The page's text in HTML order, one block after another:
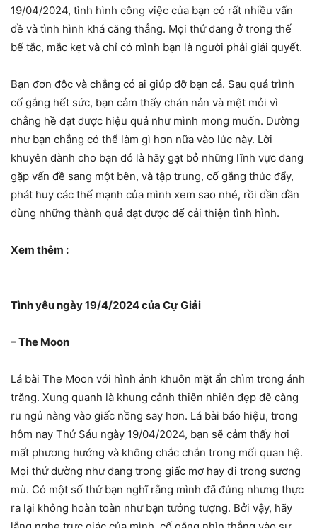
19/04/2024, tình hình công việc của bạn có rất nhiều vấn
đề và tình hình khá căng thẳng. Mọi thứ đang ở trong thế
bế tắc, mắc kẹt và chỉ có mình bạn là người phải giải quyết.
Bạn đơn độc và chẳng có ai giúp đỡ bạn cả. Sau quá trình
cố gắng hết sức, bạn cảm thấy chán nản và mệt mỏi vì
chẳng hề đạt được hiệu quả như mình mong muốn. Dường
như bạn chẳng có thể làm gì hơn nữa vào lúc này. Lời
khuyên dành cho bạn đó là hãy gạt bỏ những lĩnh vực đang
gặp vấn đề sang một bên, và tập trung, cố gắng thúc đẩy,
phát huy các thế mạnh của mình xem sao nhé, rồi dần dần
dùng những thành quả đạt được để cải thiện tình hình.
Xem thêm :
Tình yêu ngày 19/4/2024 của Cự Giải
– The Moon
Lá bài The Moon với hình ảnh khuôn mặt ẩn chìm trong ánh
trăng. Xung quanh là khung cảnh thiên nhiên đẹp đẽ càng
ru ngủ nàng vào giấc nồng say hơn. Lá bài báo hiệu, trong
hôm nay Thứ Sáu ngày 19/04/2024, bạn sẽ cảm thấy hơi
mất phương hướng và không chắc chắn trong mối quan hệ.
Mọi thứ dường như đang trong giấc mơ hay đi trong sương
mù. Có một số thứ bạn nghĩ rằng mình đã đúng nhưng thực
ra lại không hoàn toàn như bạn tưởng tượng. Bởi vậy, hãy